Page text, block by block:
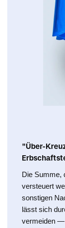
"Über-
Die Summe,
versteuert
sonstigen
lässt sich
vermeiden —